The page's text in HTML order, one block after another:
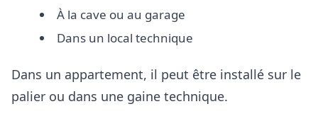
À la cave ou au garage
Dans un local technique
Dans un appartement, il peut être installé sur le
palier ou dans une gaine technique.